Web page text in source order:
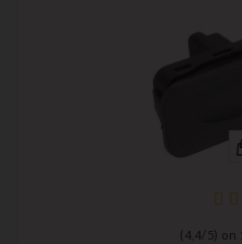
( 4,4/ 5) on